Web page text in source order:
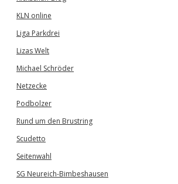
KLN online
Liga Parkdrei
Lizas Welt
Michael Schröder
Netzecke
Podbolzer
Rund um den Brustring
Scudetto
Seitenwahl
SG Neureich-Bimbeshausen